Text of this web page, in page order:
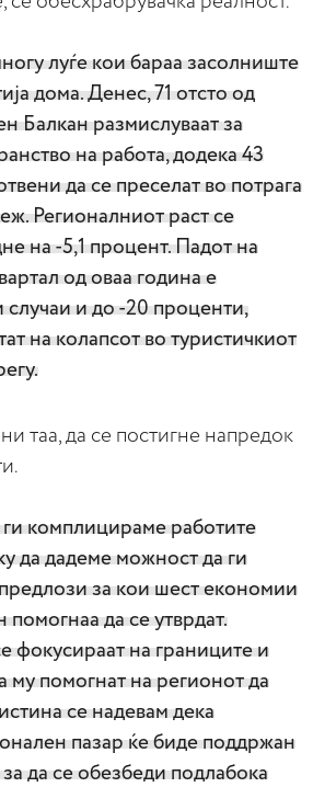
луѓе кои бараа засолниште
дома. Денес, 71 отсто од
Балкан размислуваат за
на работа, додека 43
да се преселат во потрага
Регионалниот раст се
на -5,1 процент. Падот на
од оваа година е
случаи и до -20 проценти,
на колапсот во туристичкиот
таа, да се постигне напредок
ги комплицираме работите
да дадеме можност да ги
за кои шест економии
да се утврдат.
фокусираат на границите и
му помогнат на регионот да
се надевам дека
пазар ќе биде поддржан
да се обезбеди подлабока